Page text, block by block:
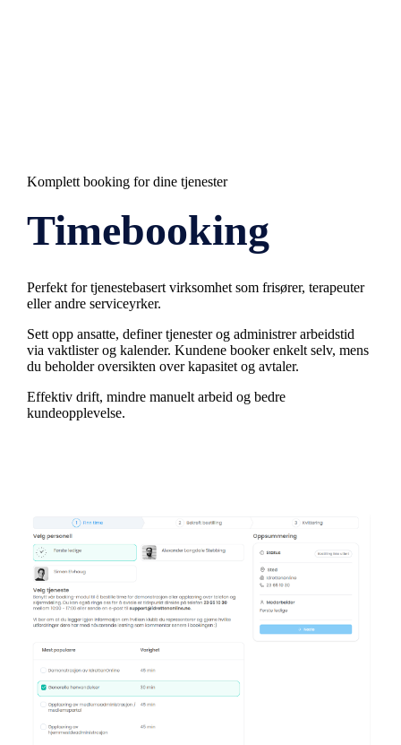
Komplett booking for dine tjenester
Timebooking
Perfekt for tjenestebasert virksomhet som frisører, terapeuter
eller andre serviceyrker.
Sett opp ansatte, definer tjenester og administrer arbeidstid
via vaktlister og kalender. Kundene booker enkelt selv, mens
du beholder oversikten over kapasitet og avtaler.
Effektiv drift, mindre manuelt arbeid og bedre
kundeopplevelse.